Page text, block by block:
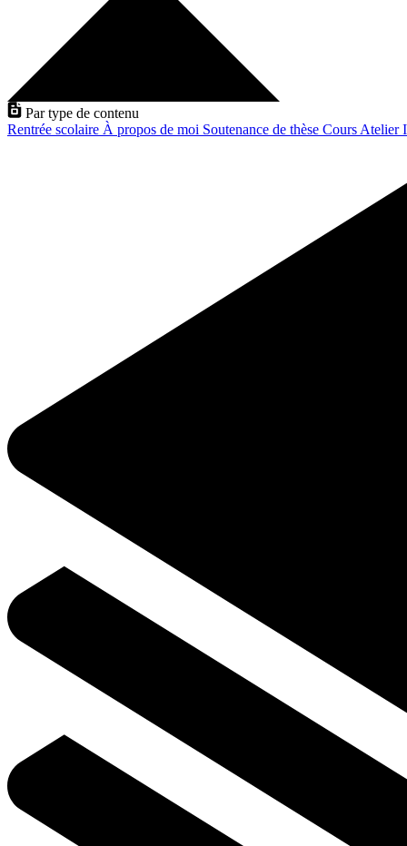
Par type de contenu
Rentrée scolaire À propos de moi Soutenance de thèse Cours Atelier